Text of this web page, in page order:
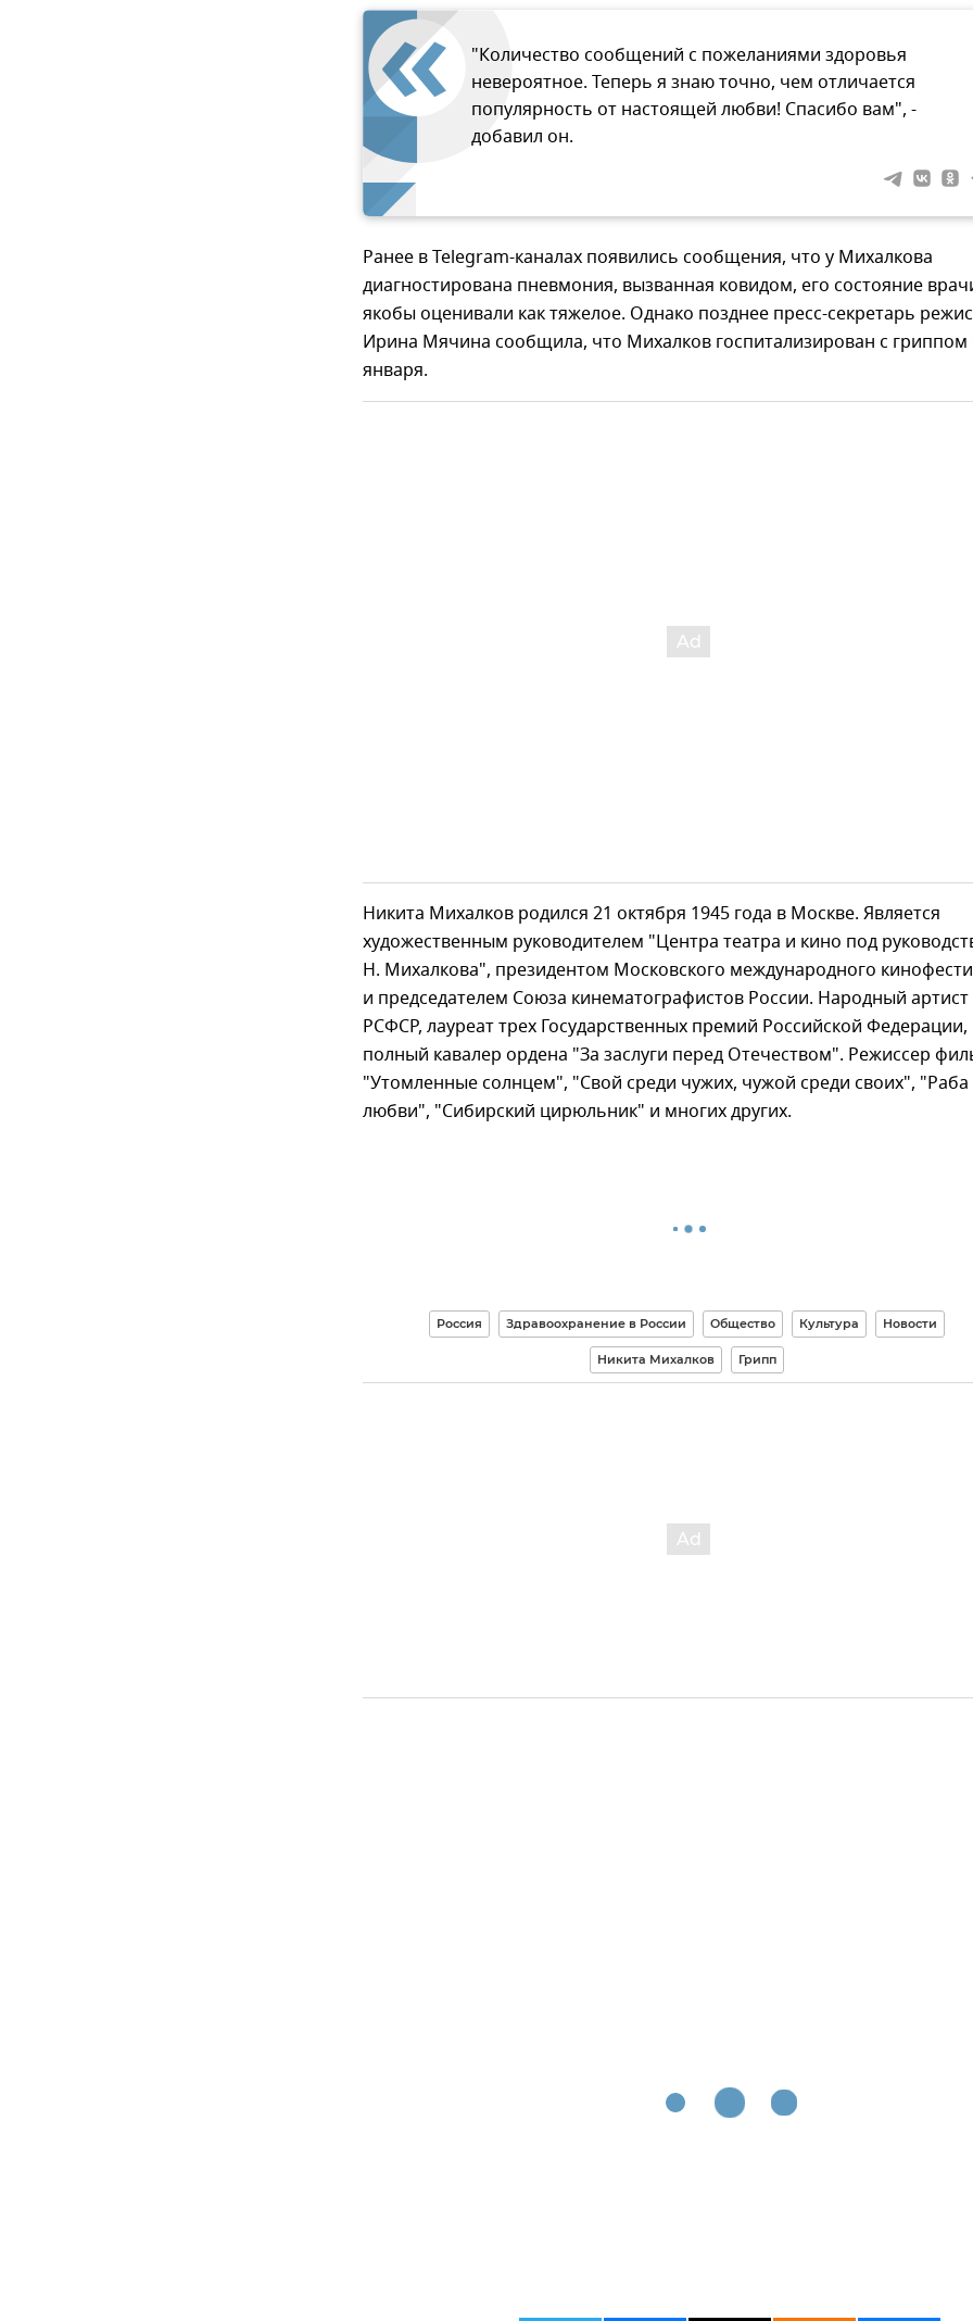
"Количество сообщений с пожеланиями здоровья
невероятное. Теперь я знаю точно, чем отличается
популярность от настоящей любви! Спасибо вам", -
добавил он.
Ранее в Telegram-каналах появились сообщения, что у Михалкова
диагностирована пневмония, вызванная ковидом, его состояние
якобы оценивали как тяжелое. Однако позднее пресс-секретарь
Ирина Мячина сообщила, что Михалков госпитализирован с гриппом
января.
Никита Михалков родился 21 октября 1945 года в Москве. Является
художественным руководителем "Центра театра и кино под
Н. Михалкова", президентом Московского международного
и председателем Союза кинематографистов России. Народный артист
РСФСР, лауреат трех Государственных премий Российской Федерации,
полный кавалер ордена "За заслуги перед Отечеством". Режиссер
"Утомленные солнцем", "Свой среди чужих, чужой среди своих", "Раба
любви", "Сибирский цирюльник" и многих других.
Россия Здравоохранение в России Общество Культура Новости
Никита Михалков Грипп